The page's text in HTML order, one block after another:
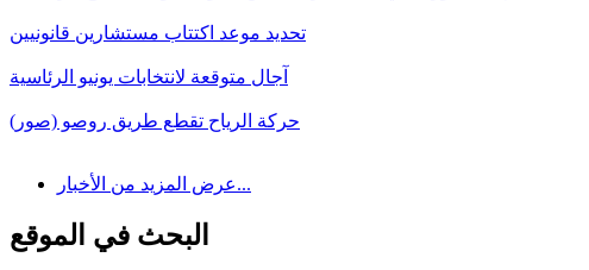
تحديد موعد اكتتاب مستشارين قانونيين
آجال متوقعة لانتخابات يونيو الرئاسية
حركة الرياح تقطع طريق روصو (صور)
عرض المزيد من الأخبار...
البحث في الموقع